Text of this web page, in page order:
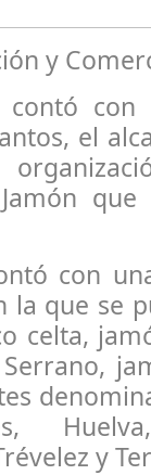
y
con
el
con
la que se
celta,
y